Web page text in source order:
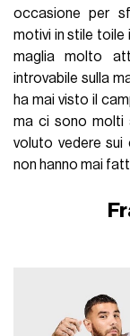
occasione per
motivi in stile toile
maglia molto
introvabile sulla
ha mai visto il
ma ci sono molti
voluto vedere sui
non hanno mai